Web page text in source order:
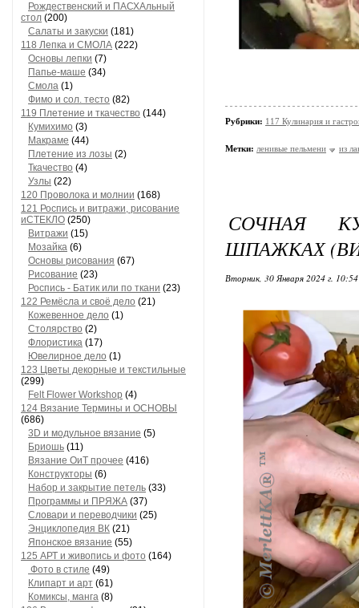
Рождественский и ПАСХАльный
стол (200)
Салаты и закуски (181)
118 Лепка и СМОЛА (222)
Основы лепки (7)
Папье-маше (34)
Смола (1)
Фимо и сол. тесто (82)
119 Плетение и ткачество (144)
Кумихимо (3)
Макраме (44)
Плетение из лозы (2)
Ткачество (4)
Узлы (22)
120 Проволока и молнии (168)
121 Роспись и витражи, рисование
иСТЕКЛО (250)
Витражи (15)
Мозайка (6)
Основы рисования (67)
Рисование (23)
Роспись - Батик или по ткани (23)
122 Ремёсла и своё дело (21)
Кожевенное дело (1)
Столярство (2)
Флористика (17)
Ювелирное дело (1)
123 Цветы декорные и текстильные
(299)
Felt Flower Workshop (4)
124 Вязание Термины и ОСНОВЫ
(686)
3D и модульное вязание (5)
Бриошь (11)
Вязание ОиТ прочее (416)
Конструкторы (6)
Набор и закрытие петель (33)
Программы и ПРЯЖА (37)
Словари и переводчики (25)
Энциклопедия ВК (21)
Японское вязание (55)
125 АРТ и живопись и фото (164)
Фото в стиле (49)
Клипарт и арт (61)
Комиксы, манга (8)
Рубрики: 117 Кулинария и
Метки: ленивые пельмени из
СОЧНАЯ
ШПАЖКАХ
Вторник, 30 Января 2024 г.